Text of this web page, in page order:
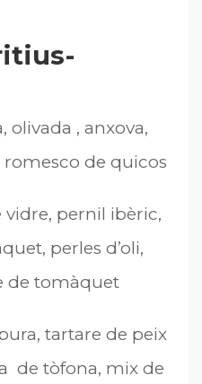
olivada , anxova,
de quicos
vidre, pernil ibèric,
perles d’oli,
de tomàquet
tartare de peix
de tòfona, mix de